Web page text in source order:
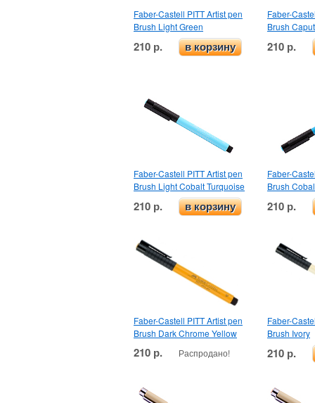
Faber-Castell PITT Artist pen
Brush Light Green
210 р. в корзину
Faber-
Brush
210 р.
Faber-Castell PITT Artist pen
Brush Light Cobalt Turquoise
210 р. в корзину
Faber-
Brush
210 р.
Faber-Castell PITT Artist pen
Brush Dark Chrome Yellow
210 р. Распродано!
Faber-
Brush Ivory
210 р.